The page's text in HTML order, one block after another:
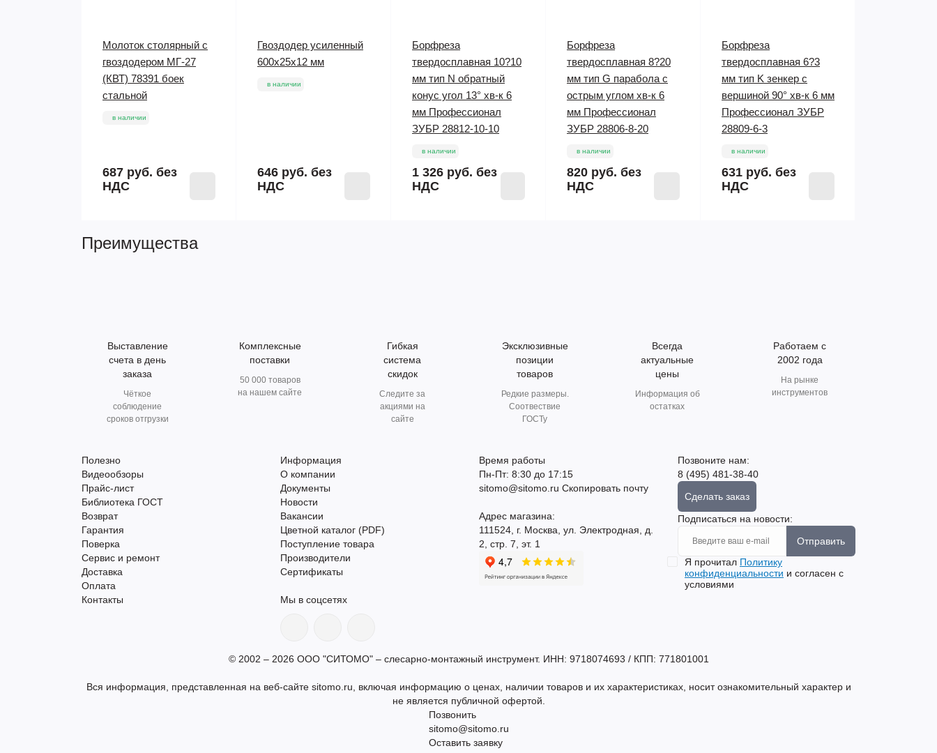
Молоток столярный с
гвоздодером МГ-27
(КВТ) 78391 боек
стальной
в наличии
687 руб. без
НДС
Гвоздодер усиленный
600х25x12 мм
в наличии
646 руб. без
НДС
Борфреза
твердосплавная 10?10
мм тип N обратный
конус угол 13° хв-к 6
мм Профессионал
ЗУБР 28812-10-10
в наличии
1 326 руб. без
НДС
Борфреза
твердосплавная 8?20
мм тип G парабола с
острым углом хв-к 6
мм Профессионал
ЗУБР 28806-8-20
в наличии
820 руб. без
НДС
Борфреза
твердосплавная 6?3
мм тип K зенкер с
вершиной 90° хв-к 6 мм
Профессионал ЗУБР
28809-6-3
в наличии
631 руб. без
НДС
Преимущества
Выставление
счета в день
заказа
Чёткое
соблюдение
сроков отгрузки
Комплексные
поставки
50 000 товаров
на нашем сайте
Гибкая
система
скидок
Следите за
акциями на
сайте
Эксклюзивные
позиции
товаров
Редкие размеры.
Соотвествие
ГОСТу
Всегда
актуальные
цены
Информация об
остатках
Работаем с
2002 года
На рынке
инструментов
Полезно
Видеообзоры
Прайс-лист
Библиотека ГОСТ
Возврат
Гарантия
Поверка
Сервис и ремонт
Доставка
Оплата
Контакты
Информация
О компании
Документы
Новости
Вакансии
Цветной каталог (PDF)
Поступление товара
Производители
Сертификаты
Мы в соцсетях
Время работы
Пн-Пт: 8:30 до 17:15
sitomo@sitomo.ru Скопировать почту
Адрес магазина:
111524, г. Москва, ул. Электродная, д.
2, стр. 7, эт. 1
Позвоните нам:
8 (495) 481-38-40
Сделать заказ
Подписаться на новости:
Отправить
Я прочитал Политику
конфиденциальности и согласен с
условиями
© 2002 – 2026 ООО "СИТОМО" – слесарно-монтажный инструмент. ИНН: 9718074693 / КПП: 771801001
Вся информация, представленная на веб-сайте sitomo.ru, включая информацию о ценах, наличии товаров и их характеристиках, носит ознакомительный характер и
не является публичной офертой.
Позвонить
sitomo@sitomo.ru
Оставить заявку